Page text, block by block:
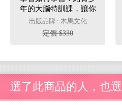
年的大腦特訓課，讓你
學什麼都會、記憶力升
級、告別拖拖拉拉，考
試拿高分！
出版品牌 : 木馬文化
定價 $330
選了此商品的人，也選